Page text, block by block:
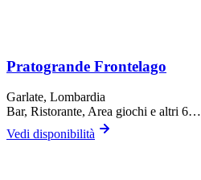
Pratogrande Frontelago
Garlate, Lombardia
Bar, Ristorante, Area giochi e altri 6…
Vedi disponibilità